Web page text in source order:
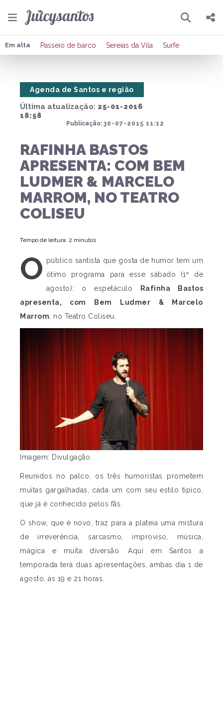
Pesquisar
Compartilhar
Em alta Passeio de barco Sereias da Vila Surfe
Última atualização: 25-01-2016
18:58
Publicação: 30-07-2015 11:12
Agenda de Santos e região
RAFINHA BASTOS
APRESENTA: COM BEM
LUDMER & MARCELO
MARROM, NO TEATRO
COLISEU
Tempo de leitura: 2 minutos
O público santista que gosta de humor tem um
ótimo programa para esse sábado (1º de
agosto): o espetáculo
Rafinha Bastos
apresenta, com Bem Ludmer & Marcelo
Marrom , no Teatro Coliseu.
Imagem: Divulgação
Reunidos no palco, os três humoristas prometem
muitas gargalhadas, cada um com seu estilo típico,
que já é conhecido pelos fãs.
O show, que é novo, traz para a plateia uma mistura
de irreverência, sarcasmo, improviso, música,
mágica e muita diversão. Aqui em Santos a
temporada terá duas apresentações, ambas dia 1 de
agosto, às 19 e 21 horas.